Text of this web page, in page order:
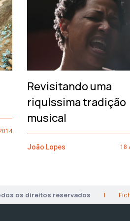
Revisitando uma
riquíssima tradição
musical
João Lopes 18
os direitos reservados |